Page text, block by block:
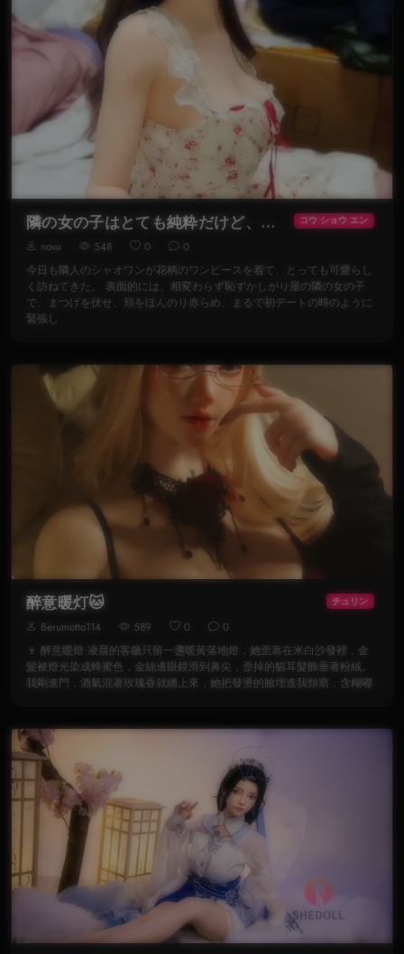
隣の女の子はとても純粋だけど、とても違う《一》 コウ ショウ エン
nova 548 0
0
今日も隣人のシャオワンが花柄のワンピースを着て、とっても可愛らし
く訪ねてきた。 表面的には、相変わらず恥ずかしがり屋の隣の女の子
で、まつげを伏せ、頬をほんのり赤らめ、まるで初デートの時のように
緊張し
醉意暖灯🐱 チュリン
Berumotto114 589 0
0
🍷 醉意暖燈 凌晨的客廳只留一盞暖黃落地燈，她歪靠在米白沙發裡，金
髮被燈光染成蜂蜜色，金絲邊眼鏡滑到鼻尖，歪掉的貓耳髮飾垂著粉絨。
我剛進門，酒氣混著玫瑰香就纏上來，她把發燙的臉埋進我頸窩，含糊嘟